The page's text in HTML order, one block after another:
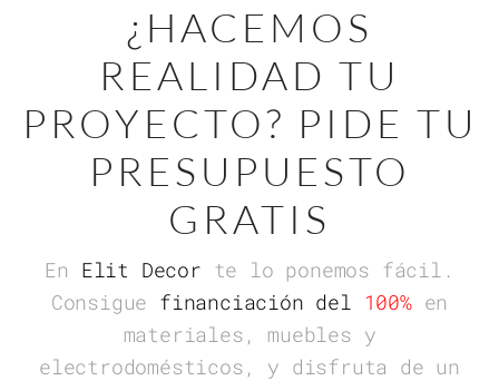
¿HACEMOS
REALIDAD TU
PROYECTO? PIDE TU
PRESUPUESTO
GRATIS
En Elit Decor te lo ponemos fácil.
Consigue financiación del 100% en
materiales, muebles y
electrodomésticos, y disfruta de un